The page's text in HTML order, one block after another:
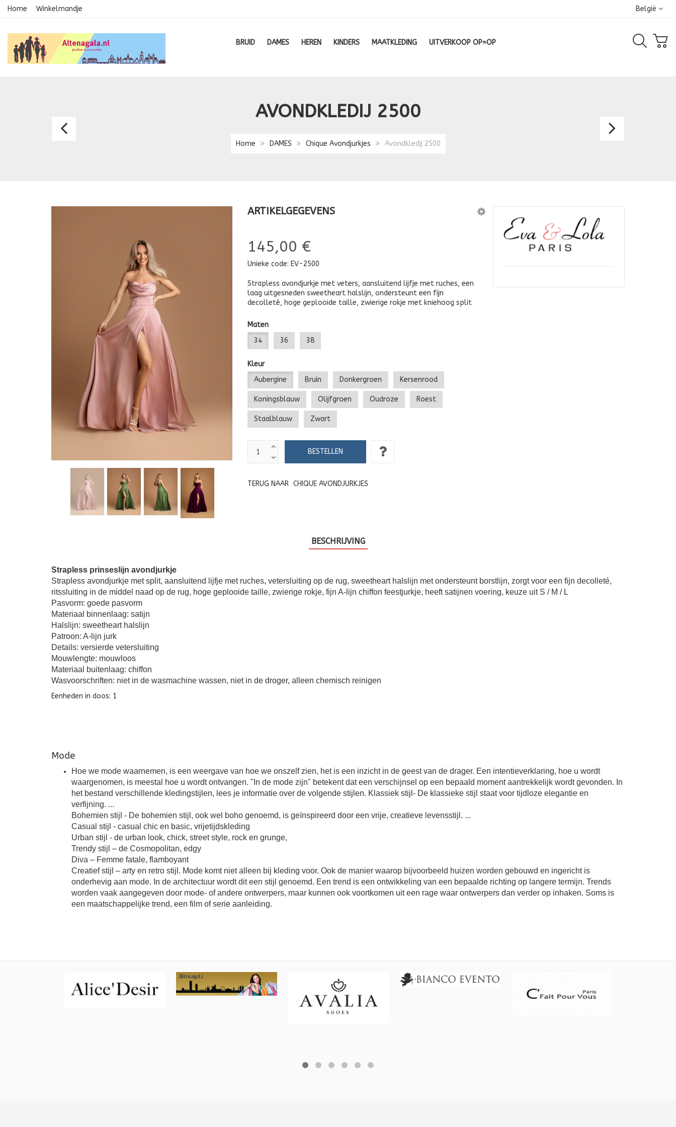
Home Winkelmandje België
BRUID DAMES HEREN KINDERS MAATKLEDING UITVERKOOP OP=OP
AVONDKLEDIJ 2500
Home DAMES Chique Avondjurkjes Avondkledij 2500
Avondkledij
ARTIKELGEGEVENS
145,00 €
Unieke code: EV-2500
Strapless avondjurkje met veters, aansluitend lijfje met ruches, een
laag uitgesneden sweetheart halslijn, ondersteunt een fijn
decolleté, hoge geplooide taille, zwierige rokje met kniehoog split
Maten
34
36 38
Kleur
Aubergine
Bruin Donkergroen Kersenrood
Koningsblauw Olijfgroen Oudroze Roest
Staalblauw Zwart
TERUG NAAR CHIQUE AVONDJURKJES
BESCHRIJVING
Strapless prinseslijn avondjurkje
Strapless avondjurkje met split, aansluitend lijfje met ruches, vetersluiting op de rug, sweetheart halslijn met ondersteunt borstlijn, zorgt voor een fijn decolleté,
ritssluiting in de middel naad op de rug, hoge geplooide taille, zwierige rokje, fijn A-lijn chiffon feestjurkje, heeft satijnen voering, keuze uit S / M / L
Pasvorm: goede pasvorm
Materiaal binnenlaag: satijn
Halslijn: sweetheart halslijn
Patroon: A-lijn jurk
Details: versierde vetersluiting
Mouwlengte: mouwloos
Materiaal buitenlaag: chiffon
Wasvoorschriften: niet in de wasmachine wassen, niet in de droger, alleen chemisch reinigen
Eenheden in doos: 1
Mode
Hoe we mode waarnemen, is een weergave van hoe we onszelf zien, het is een inzicht in de geest van de drager. Een intentieverklaring, hoe u wordt
waargenomen, is meestal hoe u wordt ontvangen. "In de mode zijn" betekent dat een verschijnsel op een bepaald moment aantrekkelijk wordt gevonden. In
het bestand verschillende kledingstijlen, lees je informatie over de volgende stijlen. Klassiek stijl- De klassieke stijl staat voor tijdloze elegantie en
verfijning. ...
Bohemien stijl - De bohemien stijl, ook wel boho genoemd, is geïnspireerd door een vrije, creatieve levensstijl. ...
Casual stijl - casual chic en basic, vrijetijdskleding
Urban stijl - de urban look, chick, street style, rock en grunge,
Trendy stijl – de Cosmopolitan, edgy
Diva – Femme fatale, flamboyant
Creatief stijl – arty en retro stijl. Mode komt niet alleen bij kleding voor. Ook de manier waarop bijvoorbeeld huizen worden gebouwd en ingericht is
onderhevig aan mode. In de architectuur wordt dit een stijl genoemd. Een trend is een ontwikkeling van een bepaalde richting op langere termijn. Trends
worden vaak aangegeven door mode- of andere ontwerpers, maar kunnen ook voortkomen uit een rage waar ontwerpers dan verder op inhaken. Soms is
een maatschappelijke trend, een film of serie aanleiding.